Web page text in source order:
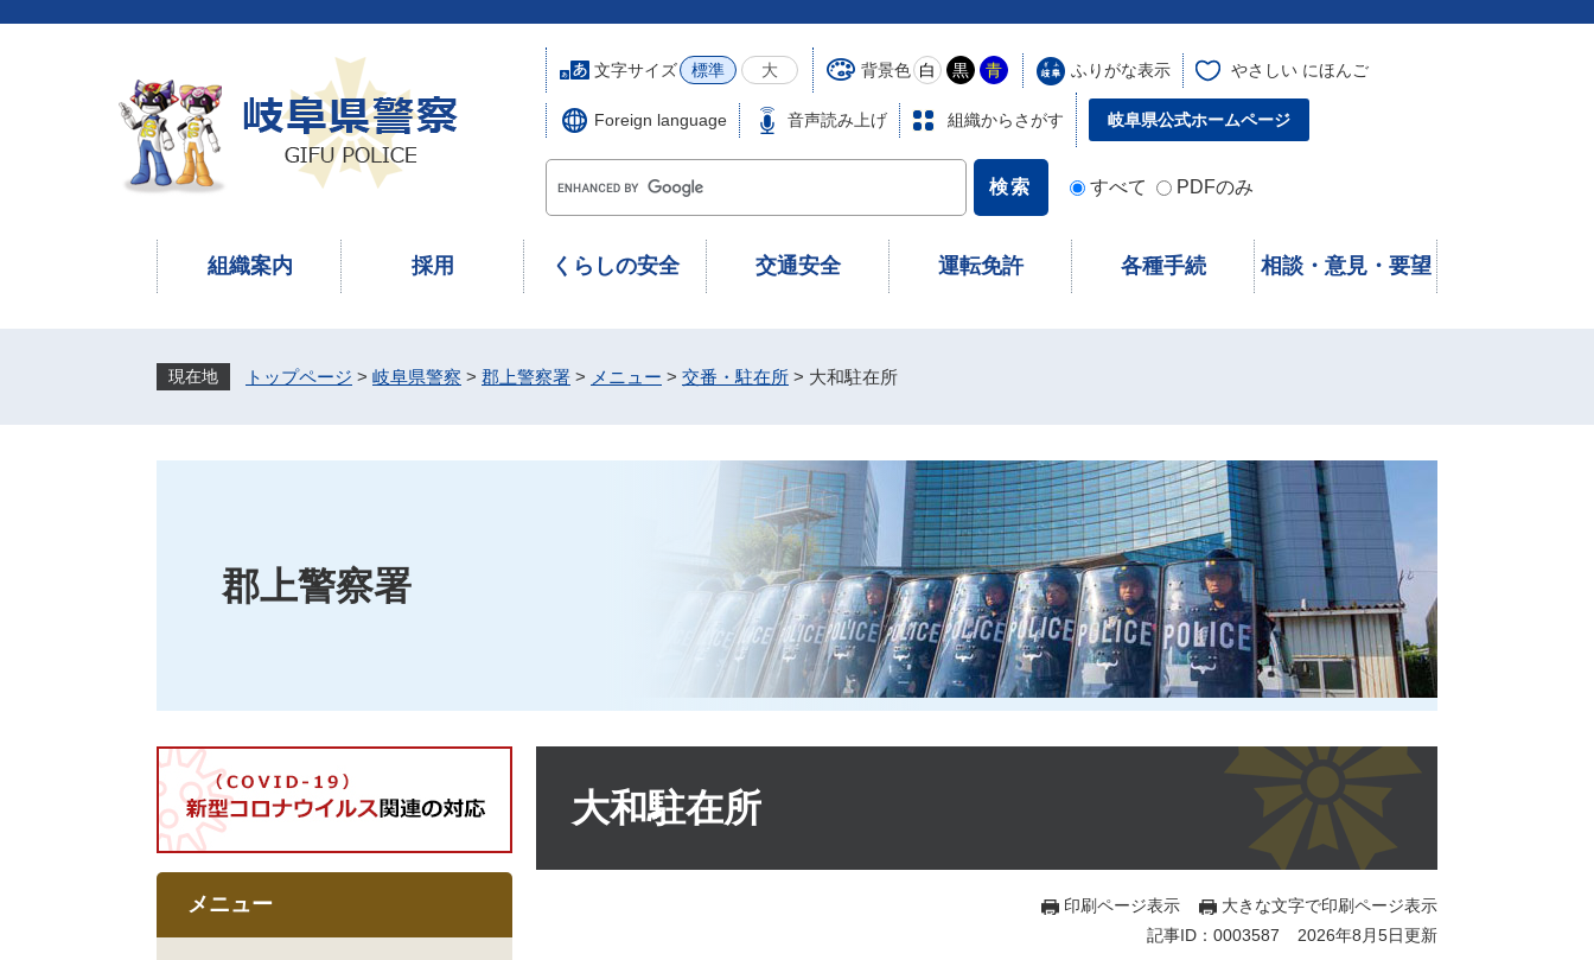
文字サイズ 標準 大 背景色 白 黒 青 ふりがな表示 やさしい にほんご
Foreign language 音声読み上げ 組織からさがす 岐阜県公式ホームページ
カ
タ
索
すべて PDFのみ
組織案内 採用 くらしの安全 交通安全 運転免許 各種手続 相談・意見・要望
トップページ > 岐阜県警察 > 郡上警察署 > メニュー > 交番・駐在所 > 大和駐在所
郡上警察署
大和駐在所
印刷ページ表示
大きな文字で印刷ページ表示
記事ID：0003587
2026年8月5日更新
メニュー